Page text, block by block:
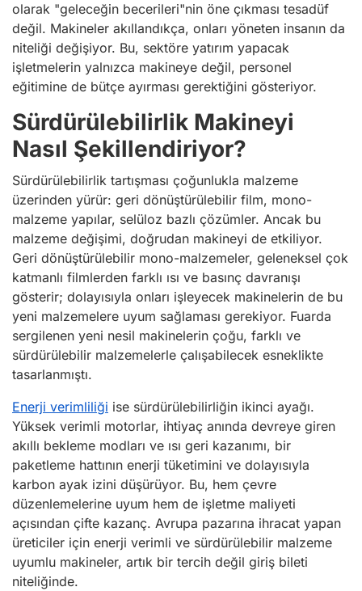
olarak "geleceğin becerileri"nin öne çıkması tesadüf
değil. Makineler akıllandıkça, onları yöneten insanın da
niteliği değişiyor. Bu, sektöre yatırım yapacak
işletmelerin yalnızca makineye değil, personel
eğitimine de bütçe ayırması gerektiğini gösteriyor.
Sürdürülebilirlik Makineyi
Nasıl Şekillendiriyor?
Sürdürülebilirlik tartışması çoğunlukla malzeme
üzerinden yürür: geri dönüştürülebilir film, mono-
malzeme yapılar, selüloz bazlı çözümler. Ancak bu
malzeme değişimi, doğrudan makineyi de etkiliyor.
Geri dönüştürülebilir mono-malzemeler, geleneksel çok
katmanlı filmlerden farklı ısı ve basınç davranışı
gösterir; dolayısıyla onları işleyecek makinelerin de bu
yeni malzemelere uyum sağlaması gerekiyor. Fuarda
sergilenen yeni nesil makinelerin çoğu, farklı ve
sürdürülebilir malzemelerle çalışabilecek esneklikte
tasarlanmıştı.
Enerji verimliliği ise sürdürülebilirliğin ikinci ayağı.
Yüksek verimli motorlar, ihtiyaç anında devreye giren
akıllı bekleme modları ve ısı geri kazanımı, bir
paketleme hattının enerji tüketimini ve dolayısıyla
karbon ayak izini düşürüyor. Bu, hem çevre
düzenlemelerine uyum hem de işletme maliyeti
açısından çifte kazanç. Avrupa pazarına ihracat yapan
üreticiler için enerji verimli ve sürdürülebilir malzeme
uyumlu makineler, artık bir tercih değil giriş bileti
niteliğinde.